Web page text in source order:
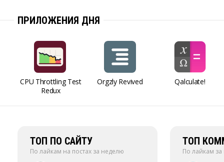
ПРИЛОЖЕНИЯ ДНЯ
CPU Throttling Test
Redux
Orgzly Revived Qalculate!
ТОП ПО САЙТУ
По лайкам на постах за неделю
ТОП
По лайкам